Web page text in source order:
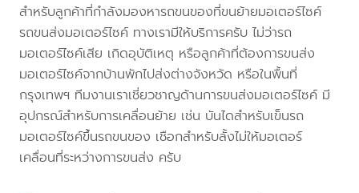
สำหรับลูกค้าที่กำลังมองหารถขนของที่ขนย้ายมอเตอร์ไซค์
รถขนส่งมอเตอร์ไซค์ ทางเรามีให้บริการครับ ไม่ว่ารถ
มอเตอร์ไซค์เสีย เกิดอุบัติเหตุ หรือลูกค้าที่ต้องการขนส่ง
มอเตอร์ไซค์จากบ้านพักไปส่งต่างจังหวัด หรือในพื้นที่
กรุงเทพฯ ทีมงานเราเชี่ยวชาญด้านการขนส่งมอเตอร์ไซค์ มี
อุปกรณ์สำหรับการเคลื่อนย้าย เช่น บันไดสำหรับเข็นรถ
มอเตอร์ไซค์ขึ้นรถขนของ เชือกสำหรับลั้งไม่ให้มอเตอร์
เคลื่อนที่ระหว่างการขนส่ง ครับ